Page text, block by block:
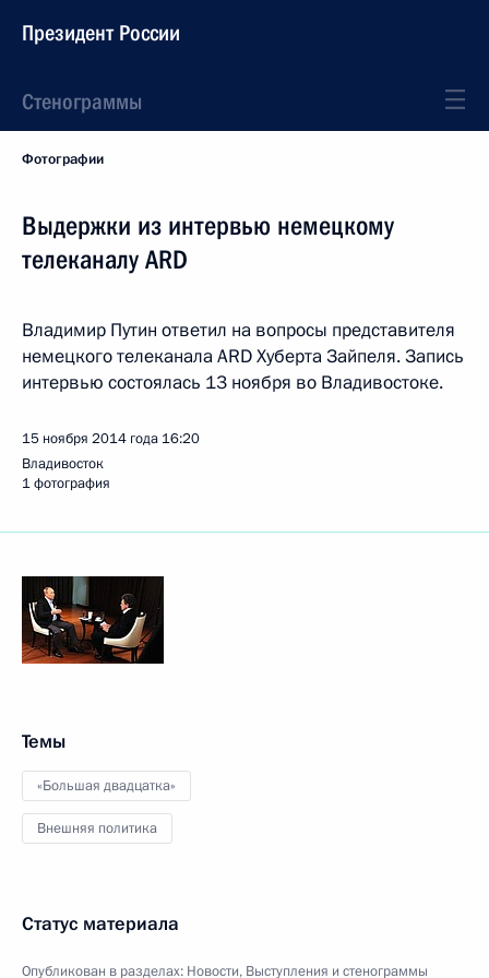
Президент России
Стенограммы
Фотографии
Выдержки из интервью немецкому
телеканалу ARD
Владимир Путин ответил на вопросы представителя
немецкого телеканала ARD Хуберта Зайпеля. Запись
интервью состоялась 13 ноября во Владивостоке.
15 ноября 2014 года 16:20
Владивосток
1 фотография
Темы
«Большая двадцатка»
Внешняя политика
Статус материала
Опубликован в разделах: Новости, Выступления и стенограммы